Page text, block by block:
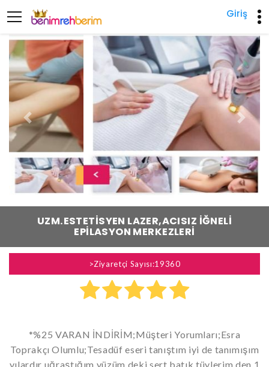
Giriş
Previous Next
UZM.ESTETISYEN LAZER,ACISIZ İĞNELI
EPILASYON MERKEZLERI
>Ziyaretçi Sayısı:19360
*%25 VARAN İNDİRİM;Müşteri Yorumları;Esra
Toprakçı Olumlu;Tesadüf eseri tanıştım iyi de tanımışım
yılardır uğraştığım yüzüm deki sert batık tüylerim den 1